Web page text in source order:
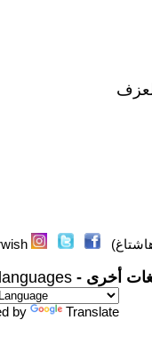
أخرى -
by Translate